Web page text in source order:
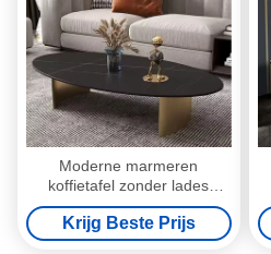
Moderne marmeren
koffietafel zonder lades
gladde afwerking
Krijg Beste Prijs